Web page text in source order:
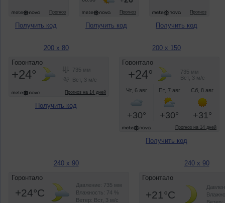
Получить код Получить код Получить код
200 x 80
Получить код
200 x 150
Получить код
240 x 90 240 x 90